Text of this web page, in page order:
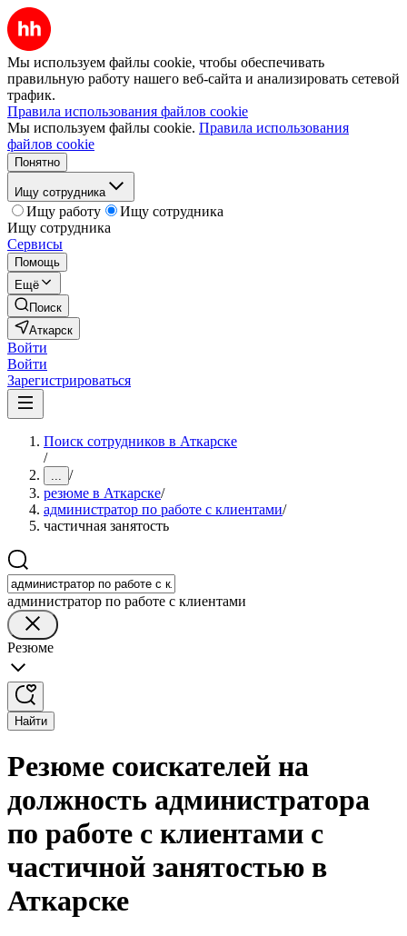
Мы используем файлы cookie, чтобы обеспечивать
правильную работу нашего веб-сайта и анализировать сетевой
трафик.
Правила использования файлов cookie
Мы используем файлы cookie. Правила использования
файлов cookie
Понятно
Ищу сотрудника
Ищу работу
Ищу сотрудника
Ищу сотрудника
Сервисы
Помощь
Ещё
Поиск
Аткарск
Войти
Войти
Зарегистрироваться
Поиск сотрудников в Аткарске
/
... /
резюме в Аткарске/
администратор по работе с клиентами/
частичная занятость
администратор по работе с клиентами
Резюме
Найти
Резюме соискателей на
должность администратора
по работе с клиентами с
частичной занятостью в
Аткарске